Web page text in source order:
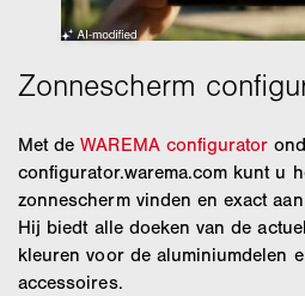
Met deWAREMA configurator
configurator.warema.com kunt u
zonnescherm vinden en exact
Hij biedt alle doeken van de
kleuren voor de aluminiumdelen
accessoires.